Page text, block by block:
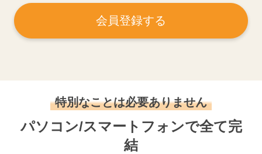
会員登録する
特別なことは必要ありません
パソコン/スマートフォンで全て完
結